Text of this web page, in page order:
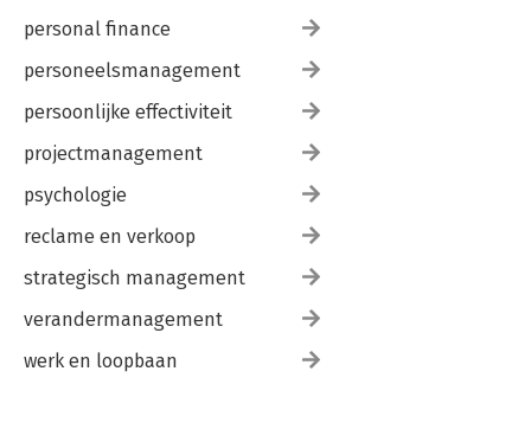
personal finance
personeelsmanagement
persoonlijke effectiviteit
projectmanagement
psychologie
reclame en verkoop
strategisch management
verandermanagement
werk en loopbaan